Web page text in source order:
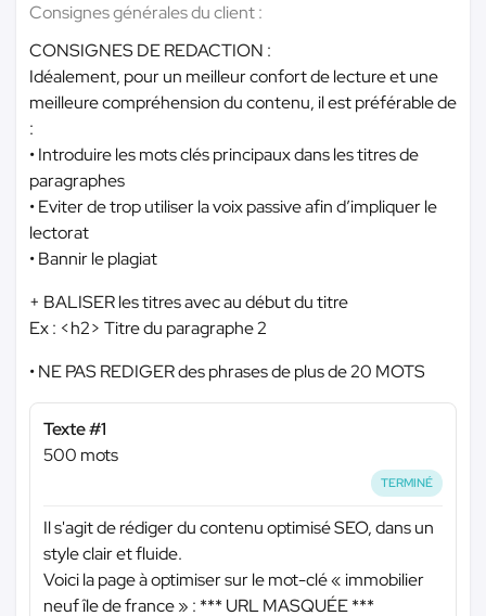
Consignes générales du client :
CONSIGNES DE REDACTION :
Idéalement, pour un meilleur confort de lecture et une
meilleure compréhension du contenu, il est préférable de
:
• Introduire les mots clés principaux dans les titres de
paragraphes
• Eviter de trop utiliser la voix passive afin d’impliquer le
lectorat
• Bannir le plagiat
+ BALISER les titres avec au début du titre
Ex : <h2> Titre du paragraphe 2
• NE PAS REDIGER des phrases de plus de 20 MOTS
Texte #1
500 mots
TERMINÉ
Il s'agit de rédiger du contenu optimisé SEO, dans un
style clair et fluide.
Voici la page à optimiser sur le mot-clé « immobilier
neuf île de france » : *** URL MASQUÉE ***